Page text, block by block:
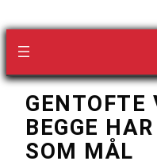
BEGGE
SOM MÅL